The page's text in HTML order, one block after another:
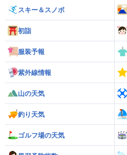
スキー＆スノボ
初詣
服装予報
紫外線情報
山の天気
釣り天気
ゴルフ場の天気